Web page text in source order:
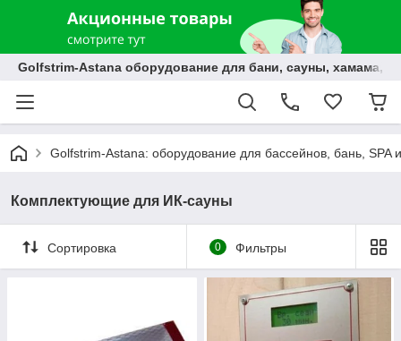
Golfstrim-Astana оборудование для бани, сауны, хамама,
Golfstrim-Astana: оборудование для бассейнов, бань, SPA
Комплектующие для ИК-сауны
Сортировка 0 Фильтры